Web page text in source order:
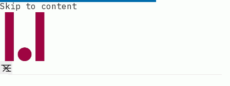
Skip to content